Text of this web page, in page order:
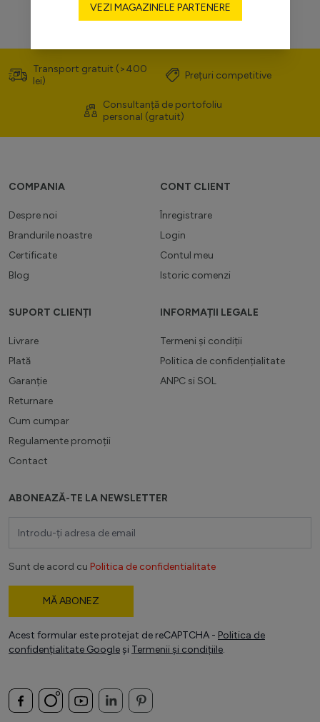
VEZI MAGAZINELE PARTENERE
Transport gratuit (>400
lei)
Prețuri competitive
Consultanță de portofoliu
personal (gratuit)
COMPANIA
Despre noi
Brandurile noastre
Certificate
Blog
CONT CLIENT
Înregistrare
Login
Contul meu
Istoric comenzi
SUPORT CLIENȚI
Livrare
Plată
Garanție
Returnare
Cum cumpar
Regulamente promoții
Contact
INFORMAȚII LEGALE
Termeni și condiții
Politica de confidențialitate
ANPC si SOL
ABONEAZĂ-TE LA NEWSLETTER
Sunt de acord cu Politica de confidentialitate
MĂ ABONEZ
Acest formular este protejat de reCAPTCHA - Politica de
confidențialitate Google și Termenii și condițiile.